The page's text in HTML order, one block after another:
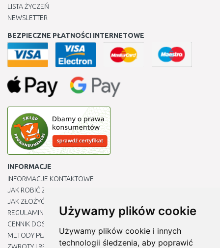
Używamy plików cookie
Używamy plików cookie i innych
technologii śledzenia, aby poprawić
LISTA ŻYCZEŃ
NEWSLETTER
BEZPIECZNE PŁATNOŚCI INTERNETOWE
INFORMACJE
INFORMACJE KONTAKTOWE
JAK ROBIĆ ZAKUPY ?
JAK ZŁOŻYĆ REKLAMACJĘ
REGULAMIN
CENNIK DOSTAWY
METODY PŁATNOŚCI
ZWROTY I REKLAMACJE PRODUKTÓW